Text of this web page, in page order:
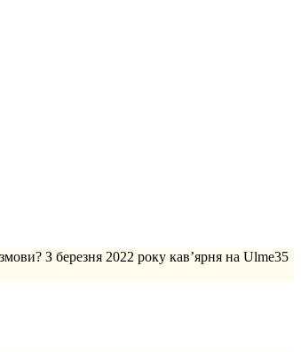
З березня 2022 року кав’ярня на Ulme35